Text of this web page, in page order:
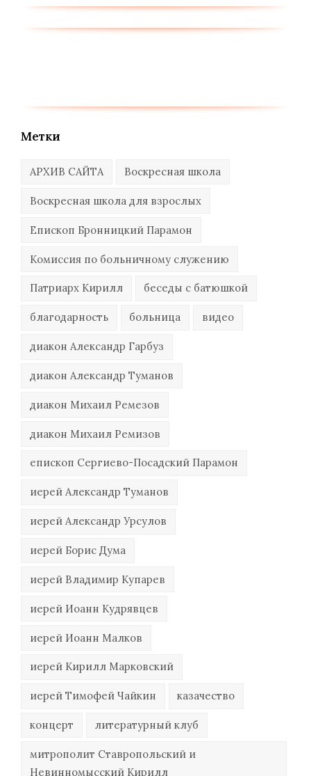
Метки
АРХИВ САЙТА Воскресная школа
Воскресная школа для взрослых
Епископ Бронницкий Парамон
Комиссия по больничному служению
Патриарх Кирилл беседы с батюшкой
благодарность больница видео
диакон Александр Гарбуз
диакон Александр Туманов
диакон Михаил Ремезов
диакон Михаил Ремизов
епископ Сергиево-Посадский Парамон
иерей Александр Туманов
иерей Александр Урсулов
иерей Борис Дума
иерей Владимир Купарев
иерей Иоанн Кудрявцев
иерей Иоанн Малков
иерей Кирилл Марковский
иерей Тимофей Чайкин казачество
концерт литературный клуб
митрополит Ставропольский и
Невинномысский Кирилл